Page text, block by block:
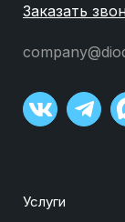
Заказать
Услуги